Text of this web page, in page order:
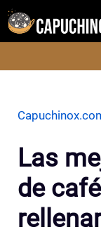
Saltar
Las
de